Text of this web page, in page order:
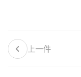
上一件